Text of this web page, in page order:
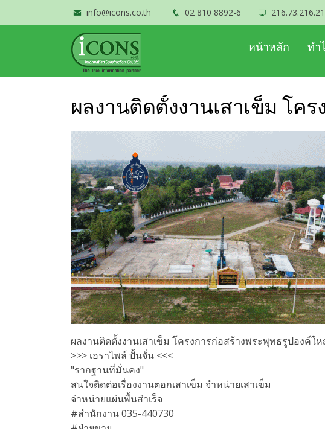
info@icons.co.th 02 810 8892-6
หน้าหลัก ทำ
ผลงานติดตั้งงานเสาเข็ม โค
ผลงานติดตั้งงานเสาเข็ม โครงการก่อสร้างพระพุทธรูปองค์
>>> เอราไพล์ ปั้นจั่น <<<
"รากฐานที่มั่นคง"
สนใจติดต่อเรื่องงานตอกเสาเข็ม จำหน่ายเสาเข็ม
จำหน่ายแผ่นพื้นสำเร็จ
#สำนักงาน 035-440730